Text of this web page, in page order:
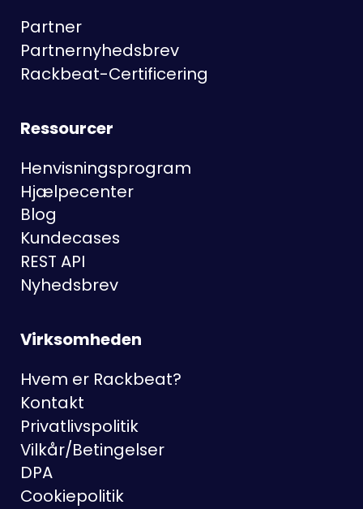
Partner
Partnernyhedsbrev
Rackbeat-Certificering
Ressourcer
Henvisningsprogram
Hjælpecenter
Blog
Kundecases
REST API
Nyhedsbrev
Virksomheden
Hvem er Rackbeat?
Kontakt
Privatlivspolitik
Vilkår/Betingelser
DPA
Cookiepolitik